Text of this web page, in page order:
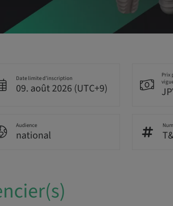
Date limite d’inscription
09. août 2026 (UTC+9)
Prix
Audience
national